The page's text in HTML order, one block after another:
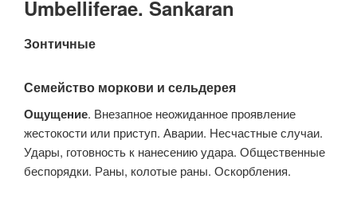
Umbelliferae. Sankaran
Зонтичные
Семейство моркови и сельдерея
Ощущение. Внезапное неожиданное проявление
жестокости или приступ. Аварии. Несчастные случаи.
Удары, готовность к нанесению удара. Общественные
беспорядки. Раны, колотые раны. Оскорбления.